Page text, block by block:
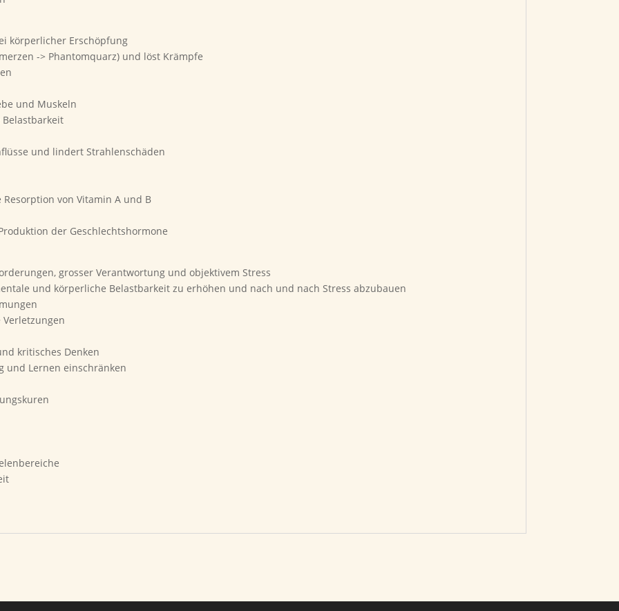
körperlicher Erschöpfung
-> Phantomquarz) und löst Krämpfe
und Muskeln
und lindert Strahlenschäden
von Vitamin A und B
der Geschlechtshormone
grosser Verantwortung und objektivem Stress
und körperliche Belastbarkeit zu erhöhen und nach und nach Stress abzubauen
kritisches Denken
und Lernen einschränken